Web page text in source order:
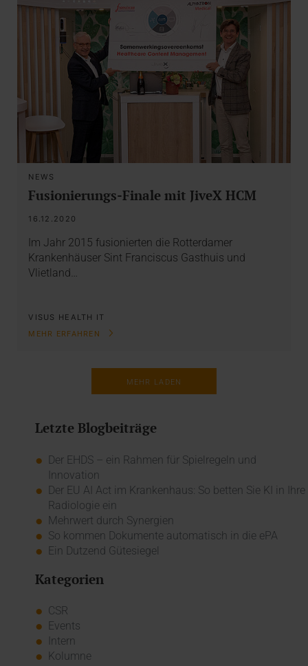
NEWS
Fusionierungs-Finale mit JiveX HCM
16.12.2020
Im Jahr 2015 fusionierten die Rotterdamer
Krankenhäuser Sint Franciscus Gasthuis und
Vlietland…
VISUS HEALTH IT
MEHR ERFAHREN
MEHR LADEN
Letzte Blogbeiträge
Der EHDS – ein Rahmen für Spielregeln und
Innovation
Der EU AI Act im Krankenhaus: So betten Sie KI in Ihre
Radiologie ein
Mehrwert durch Synergien
So kommen Dokumente automatisch in die ePA
Ein Dutzend Gütesiegel
Kategorien
CSR
Events
Intern
Kolumne